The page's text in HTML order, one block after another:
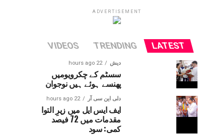
ADVERTISEMENT
LATEST
TRENDING
VIDEOS
دیش 22 hours ago
سسٹم کے چکرویومیں
پھنسے ہوئے ہیں نوجوان
دلی این سی آر 22 hours ago
ایف ایس ایل میں زیرِ التوا
مقدمات میں 72 فیصد
کمی: سود